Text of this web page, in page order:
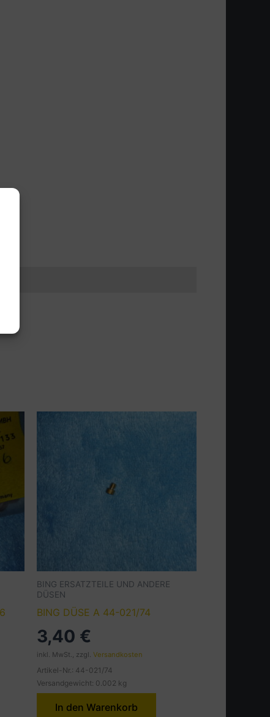
BING ERSATZTEILE UND ANDERE
DÜSEN
BING DÜSE A 44-021/74
3,40 €
inkl. MwSt., zzgl. Versandkosten
Artikel-Nr.: 44-021/74
Versandgewicht: 0.002 kg
In den Warenkorb